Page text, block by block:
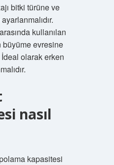
bitki türüne ve
kullanılan
büyüme evresine
İdeal olarak erken
nasıl
kapasitesi